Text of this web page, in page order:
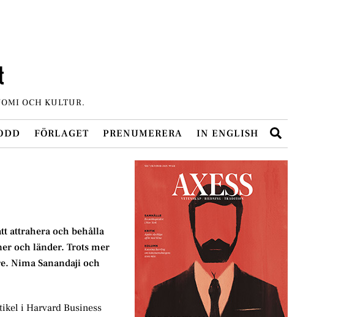
OCH KULTUR.
FÖRLAGET PRENUMERERA IN ENGLISH
attrahera och behålla
och länder. Trots mer
Nima Sanandaji och
i Harvard Business